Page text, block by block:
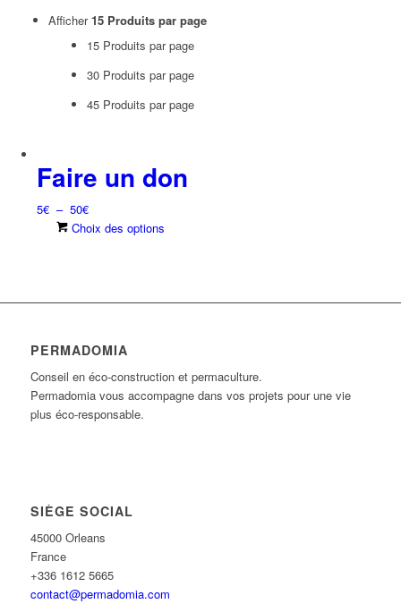
Afficher 15 Produits par page
15 Produits par page
30 Produits par page
45 Produits par page
Faire un don
5€ – 50€Plage
de
50€
Choix des options
variations.
être
choisies
PERMADOMIA
Conseil en éco-construction et permaculture.
Permadomia vous accompagne dans vos projets pour une vie
plus éco-responsable.
SIÈGE SOCIAL
45000 Orleans
France
+336 1612 5665
contact@permadomia.com